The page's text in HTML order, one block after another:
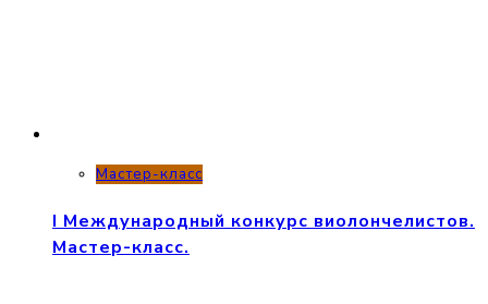
Мастер-класс
I Международный конкурс виолончелистов.
Мастер-класс.